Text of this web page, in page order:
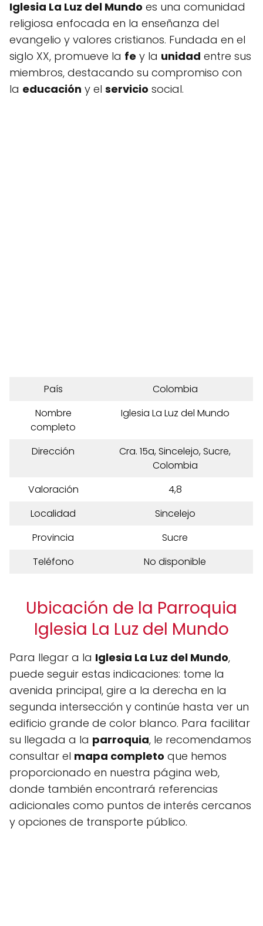
Iglesia La Luz del Mundo es una comunidad
religiosa enfocada en la enseñanza del
evangelio y valores cristianos. Fundada en el
siglo XX, promueve la fe y la unidad entre sus
miembros, destacando su compromiso con
la educación y el servicio social.
País
Colombia
Nombre
completo
Iglesia La Luz del Mundo
Dirección
Cra. 15a, Sincelejo, Sucre,
Colombia
Valoración
4,8
Localidad
Sincelejo
Provincia
Sucre
Teléfono
No disponible
Ubicación de la Parroquia
Iglesia La Luz del Mundo
Para llegar a la Iglesia La Luz del Mundo,
puede seguir estas indicaciones: tome la
avenida principal, gire a la derecha en la
segunda intersección y continúe hasta ver un
edificio grande de color blanco. Para facilitar
su llegada a la parroquia, le recomendamos
consultar el mapa completo que hemos
proporcionado en nuestra página web,
donde también encontrará referencias
adicionales como puntos de interés cercanos
y opciones de transporte público.